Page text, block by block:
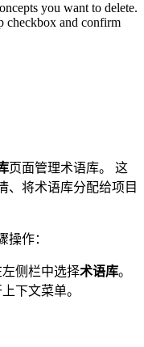
you want to delete.
checkbox and confirm
页面管理术语库。 这
、将术语库分配给项目
操作：
侧栏中选择术语库。
下文菜单。